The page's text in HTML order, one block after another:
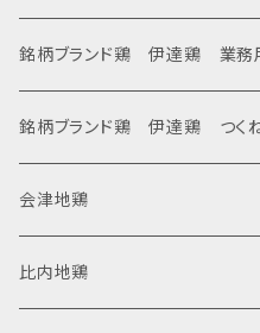
銘柄ブランド鶏 伊達鶏 業務
銘柄ブランド鶏 伊達鶏 つく
会津地鶏
比内地鶏